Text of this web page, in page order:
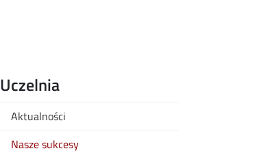
Uczelnia
Aktualności
Nasze sukcesy